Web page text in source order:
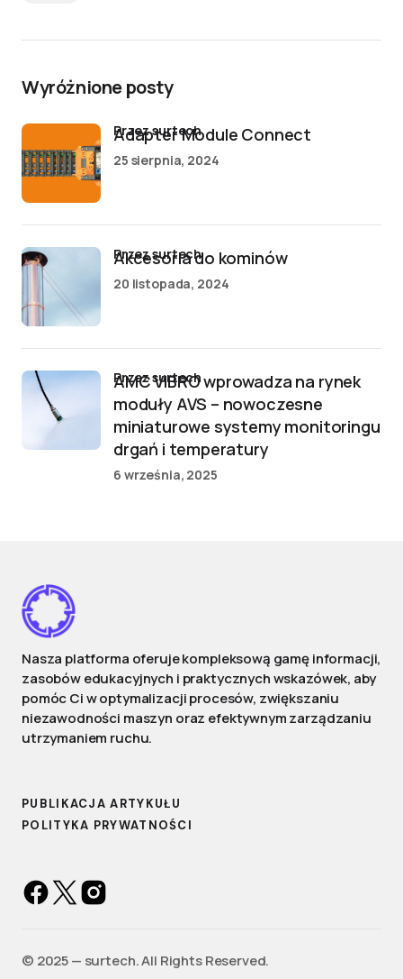
Wyróżnione posty
Adapter Module Connect
przez surtech
25 sierpnia, 2024
Akcesoria do kominów
przez surtech
20 listopada, 2024
AMC VIBRO wprowadza na rynek
moduły AVS – nowoczesne
miniaturowe systemy monitoringu
drgań i temperatury
przez surtech
6 września, 2025
Nasza platforma oferuje kompleksową gamę informacji,
zasobów edukacyjnych i praktycznych wskazówek, aby
pomóc Ci w optymalizacji procesów, zwiększaniu
niezawodności maszyn oraz efektywnym zarządzaniu
utrzymaniem ruchu.
PUBLIKACJA ARTYKUŁU
POLITYKA PRYWATNOŚCI
©️ 2025 — surtech. All Rights Reserved.